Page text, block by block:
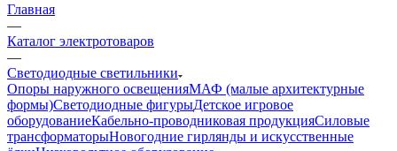
Главная
—
Каталог электротоваров
—
Светодиодные светильники
Опоры наружного освещенияМАФ (малые архитектурные
формы)Светодиодные фигурыДетское игровое
оборудованиеКабельно-проводниковая продукцияСиловые
трансформаторыНовогодние гирлянды и искусственные